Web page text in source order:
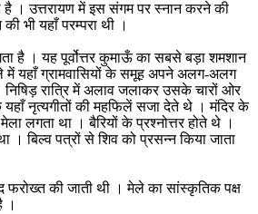
है । उत्तरायण में इस संगम पर स्नान करने की
भी यहाँ परम्परा थी ।
है । यह पूर्वोत्तर कुमाऊँ का सबसे बड़ा शमशान
में यहाँ ग्रामवासियों के समूह अपने अलग-अलग
रात्रि में अलाव जलाकर उसके चारों ओर
नृत्यगीतों की महफिलें सजा देते थे । मंदिर के
लगता था । बैरियों के प्रश्नोत्तर होते थे ।
। बिल्व पत्रों से शिव को प्रसन्न किया जाता
फरोख्त की जाती थी । मेले का सांस्कृतिक पक्ष
।